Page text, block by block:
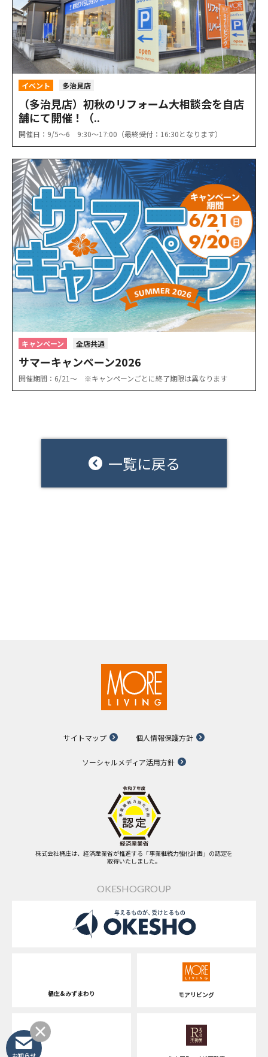
イベント 多治見店
（多治見店）初秋のリフォーム大相談会を自店
舗にて開催！（..
開催日：9/5〜6 9:30〜17:00（最終受付：16:30となります）
キャンペーン 全店共通
サマーキャンペーン2026
開催期間：6/21〜 ※キャンペーンごとに終了期限は異なります
一覧に戻る
サイトマップ 個人情報保護方針
ソーシャルメディア活用方針
株式会社桶庄は、経済産業省が推進する「事業継続力強化計画」の認定を
取得いたしました。
OKESHOGROUP
桶庄&みずまわり モアリビング
お知らせ